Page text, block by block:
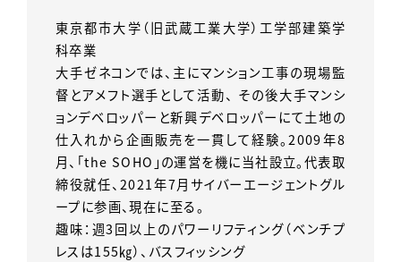
東京都市大学（旧武蔵工業大学）工学部建築学
科卒業
大手ゼネコンでは、主にマンション工事の現場監
督とアメフト選手として活動、 その後大手マンシ
ョンデベロッパーと新興デベロッパーにて土地の
仕入れから企画販売を一貫して経験。2009年8
月、「the SOHO」の運営を機に当社設立。代表取
締役就任、2021年7月サイバーエージェントグル
ープに参画、現在に至る。
趣味：週3回以上のパワーリフティング（ベンチプ
レスは155㎏）、バスフィッシング